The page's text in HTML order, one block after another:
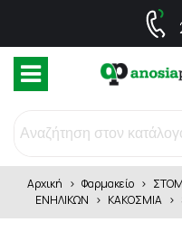
Αρχική > Φαρμακείο >
ΕΝΗΛΙΚΩΝ > ΚΑΚΟΣΜΙΑ >